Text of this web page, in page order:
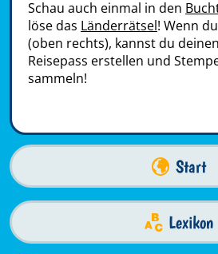
Schau auch einmal in den
löse das Länderrätsel! Wenn
(oben rechts), kannst du
Reisepass erstellen und
sammeln!
Start
Lexikon